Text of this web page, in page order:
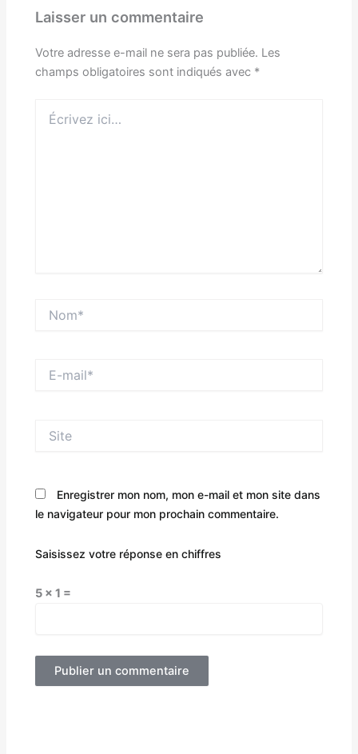
Laisser un commentaire
Votre adresse e-mail ne sera pas publiée. Les
champs obligatoires sont indiqués avec *
ici…
mail*
Enregistrer mon nom, mon e-mail et mon site dans
le navigateur pour mon prochain commentaire.
Saisissez votre réponse en chiffres
5 × 1 =